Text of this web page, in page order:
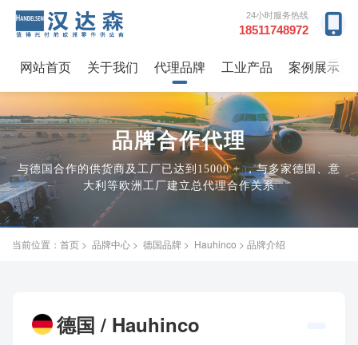
24小时服务热线
18511748972
→
网站首页 关于我们 代理品牌 工业产品 案例展示
品牌合作代理
与德国合作的供货商及工厂已达到15000 + ，与多家德国、意
大利等欧洲工厂建立总代理合作关系
当前位置： 首页 > 品牌中心 > 德国品牌 > Hauhinco > 品牌介绍
德国 / Hauhinco